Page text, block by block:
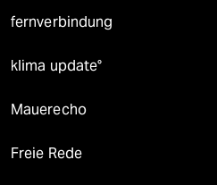
fernverbindung
klima update°
Mauerecho
Freie Rede